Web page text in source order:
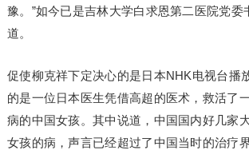
豫。”如今已是吉林大学白求恩第二医院党委
道。
促使柳克祥下定决心的是日本NHK电视台播
的是一位日本医生凭借高超的医术，救活了
病的中国女孩。其中说道，中国国内好几家
女孩的病，声言已经超过了中国当时的治疗界